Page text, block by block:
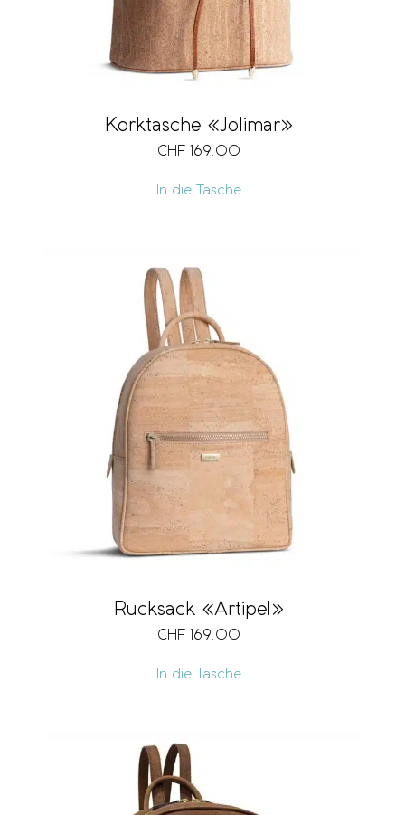
Korktasche «Jolimar»
CHF 169.00
In die Tasche
Rucksack «Artipel»
CHF 169.00
In die Tasche